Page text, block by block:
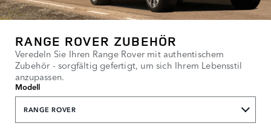
RANGE ROVER ZUBEHÖR
Veredeln Sie Ihren Range Rover mit authentischem
Zubehör - sorgfältig gefertigt, um sich Ihrem Lebensstil
anzupassen.
Modell
RANGE ROVER